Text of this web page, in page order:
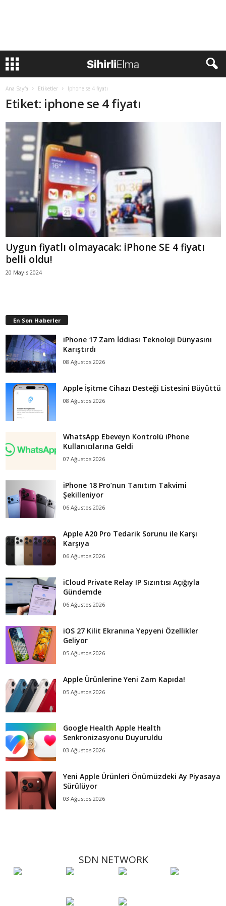
Ana Sayfa Etiketler Iphone se 4 fiyatı
Etiket: iphone se 4 fiyatı
Uygun fiyatlı olmayacak: iPhone SE 4 fiyatı
belli oldu!
20 Mayıs 2024
En Son Haberler
iPhone 17 Zam İddiası Teknoloji Dünyasını
Karıştırdı
08 Ağustos 2026
Apple İşitme Cihazı Desteği Listesini Büyüttü
08 Ağustos 2026
WhatsApp Ebeveyn Kontrolü iPhone
Kullanıcılarına Geldi
07 Ağustos 2026
iPhone 18 Pro’nun Tanıtım Takvimi
Şekilleniyor
06 Ağustos 2026
Apple A20 Pro Tedarik Sorunu ile Karşı
Karşıya
06 Ağustos 2026
iCloud Private Relay IP Sızıntısı Açığıyla
Gündemde
06 Ağustos 2026
iOS 27 Kilit Ekranına Yepyeni Özellikler
Geliyor
05 Ağustos 2026
Apple Ürünlerine Yeni Zam Kapıda!
05 Ağustos 2026
Google Health Apple Health
Senkronizasyonu Duyuruldu
03 Ağustos 2026
Yeni Apple Ürünleri Önümüzdeki Ay Piyasaya
Sürülüyor
03 Ağustos 2026
SDN NETWORK